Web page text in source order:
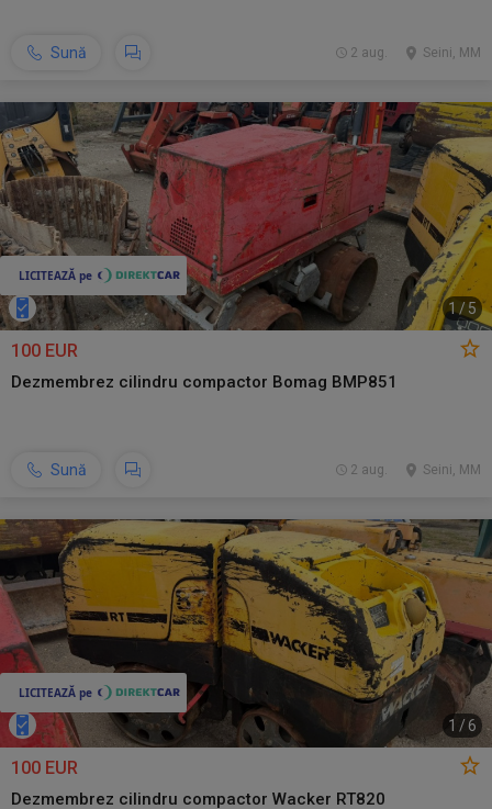
Sună Seini, MM
2 aug.
1 / 5
100 EUR
Dezmembrez cilindru compactor Bomag BMP851
Sună Seini, MM
2 aug.
1 /6
100 EUR
Dezmembrez cilindru compactor Wacker RT820